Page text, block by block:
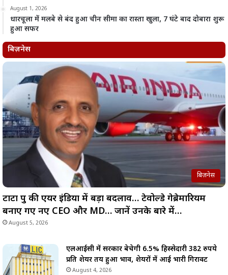
August 1, 2026
धारचूला में मलबे से बंद हुआ चीन सीमा का रास्ता खुला, 7 घंटे बाद दोबारा शुरू
हुआ सफर
बिज़नेस
बिज़नेस
टाटा ग्रुप की एयर इंडिया में बड़ा बदलाव… टेवोल्डे गेब्रेमारियम
बनाए गए नए CEO और MD… जानें उनके बारे में…
August 5, 2026
एलआईसी में सरकार बेचेगी 6.5% हिस्सेदारी 382 रुपये
प्रति शेयर तय हुआ भाव, शेयरों में आई भारी गिरावट
August 4, 2026